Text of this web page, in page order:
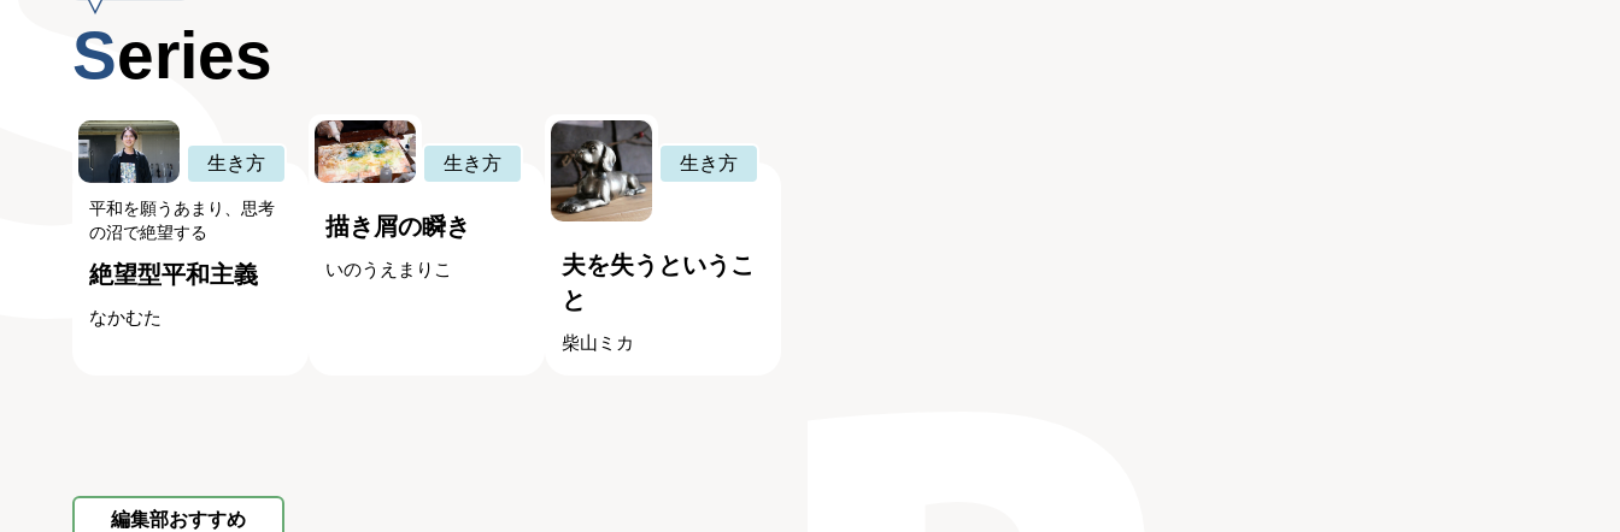
Series
生き方
平和を願うあまり、思考
の沼で絶望する
絶望型平和主義
なかむた
生き方
描き屑の瞬き
いのうえまりこ
生き方
夫を失うというこ
と
柴山ミカ
編集部おすすめ